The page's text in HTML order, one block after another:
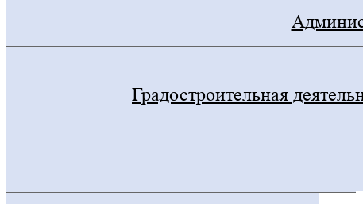
Градостроительная